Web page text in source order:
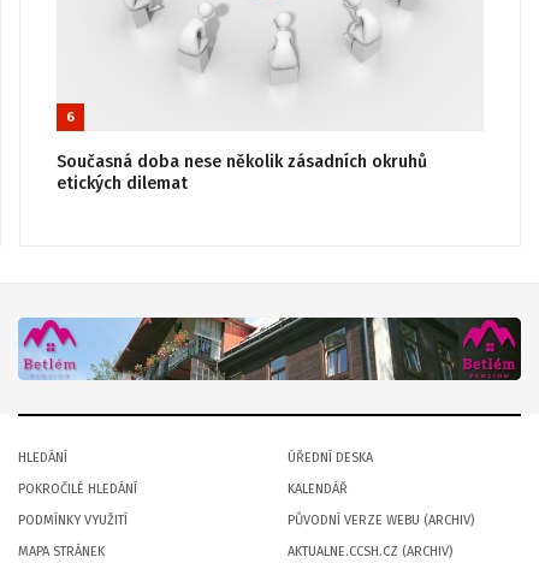
6
Současná doba nese několik zásadních okruhů
etických dilemat
HLEDÁNÍ
POKROČILÉ HLEDÁNÍ
PODMÍNKY VYUŽITÍ
MAPA STRÁNEK
ÚŘEDNÍ DESKA
KALENDÁŘ
PŮVODNÍ VERZE WEBU (ARCHIV)
AKTUALNE.CCSH.CZ (ARCHIV)